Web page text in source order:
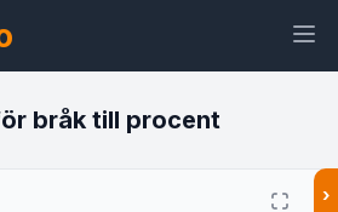
bråk till procent
›